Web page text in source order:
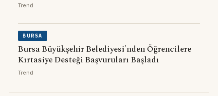
Trend
BURSA
Bursa Büyükşehir Belediyesi'nden Öğrencilere
Kırtasiye Desteği Başvuruları Başladı
Trend